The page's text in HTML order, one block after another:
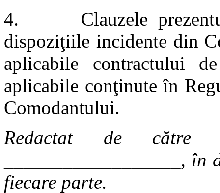
4. Clauzele
dispoziţiile incidente din
aplicabile contractului
aplicabile conţinute în
Comodantului.
Redactat de
__________________,
fiecare parte.